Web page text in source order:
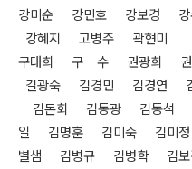
강미순 강민호 강보경
강혜지 고병주 곽현미
구대희 구 수 권광희 권
길광숙 김경민 김경연
김돈회 김동광 김동석
일 김명훈 김미숙 김미
별샘 김병규 김병학 김